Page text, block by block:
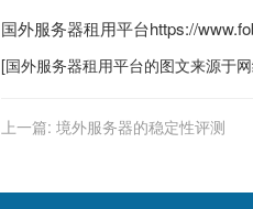
国外服务器租用平台https://
[国外服务器租用平台的图文来源于
上一篇: 境外服务器的稳定性评测